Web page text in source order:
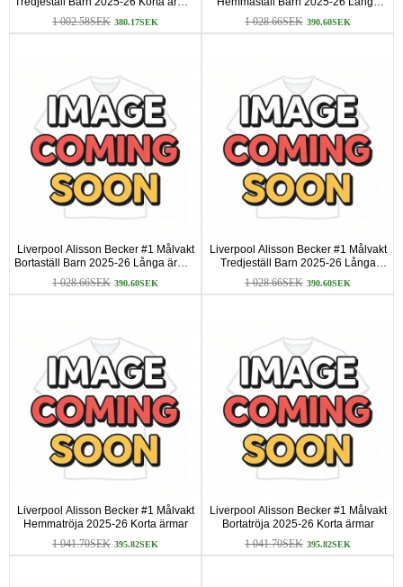
(+ Korta byxor)
1 002.58SEK 380.17SEK
ärmar (+ Korta byxor)
1 028.66SEK 390.60SEK
Liverpool Alisson Becker #1 Målvakt
Bortaställ Barn 2025-26 Långa ärmar
(+ Korta byxor)
1 028.66SEK 390.60SEK
Liverpool Alisson Becker #1 Målvakt
Tredjeställ Barn 2025-26 Långa
ärmar (+ Korta byxor)
1 028.66SEK 390.60SEK
Liverpool Alisson Becker #1 Målvakt
Hemmatröja 2025-26 Korta ärmar
1 041.70SEK 395.82SEK
Liverpool Alisson Becker #1 Målvakt
Bortatröja 2025-26 Korta ärmar
1 041.70SEK 395.82SEK